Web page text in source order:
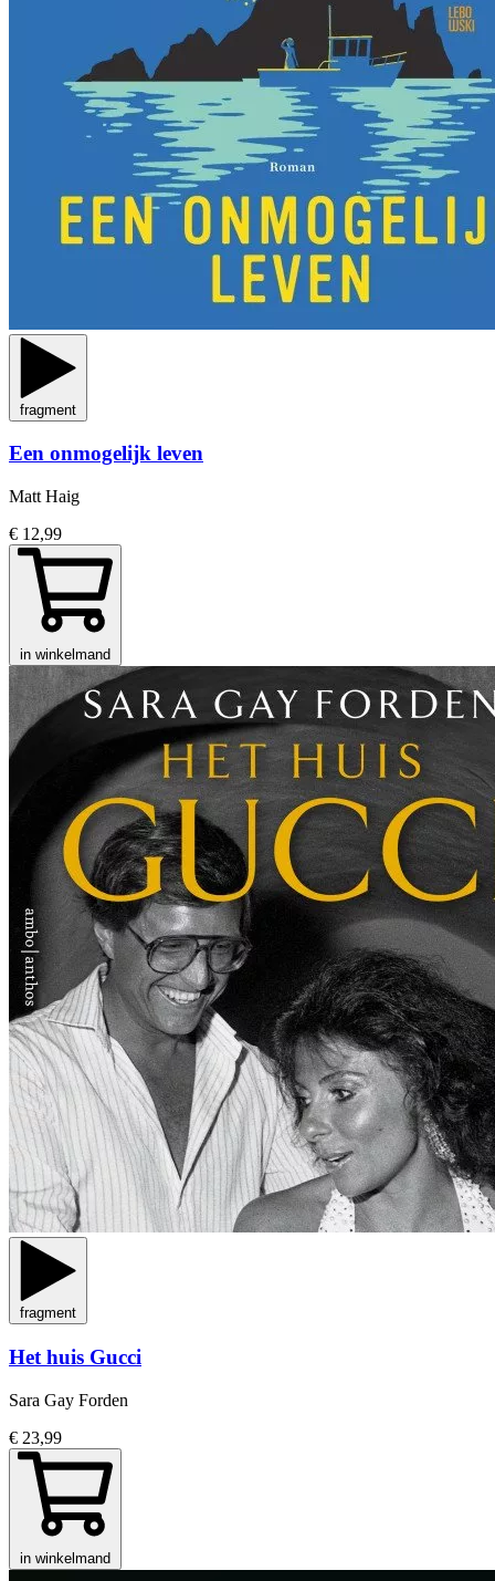
fragment
Een onmogelijk leven
Matt Haig
€ 12,99
in winkelmand
fragment
Het huis Gucci
Sara Gay Forden
€ 23,99
in winkelmand